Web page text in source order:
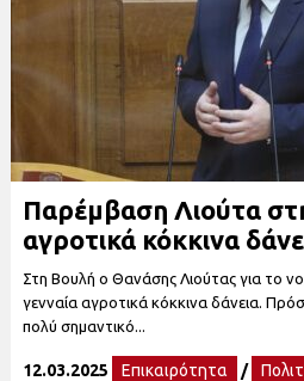
Παρέμβαση Λιούτα
αγροτικά κόκκινα
Στη Βουλή ο Θανάσης Λιούτας για το
γενναία αγροτικά κόκκινα δάνεια.
πολύ σημαντικό...
12.03.2025 Επικαιρότητα /